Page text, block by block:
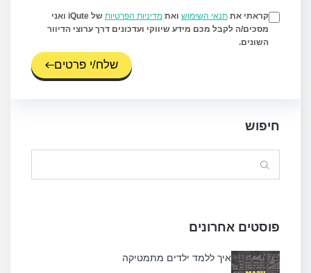
קראתי את תנאי השימוש ואת מדיניות הפרטיות
של iQute ואני
מסכים/ה לקבל מכם מידע שיווקי ועדכונים דרך ערוצי הדיוור
השונים.
שלח/י פרטים
חיפוש
Search
for:
פוסטים אחרונים
איך ללמד ילדים מתמטיקה